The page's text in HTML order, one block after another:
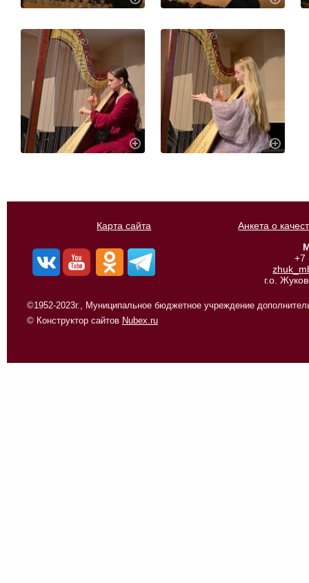
Карта сайта
Анкета о
+7
г.о.
©1952-2023г., Муниципальное бюджетное учреждение
© Конструктор сайтов Nubex.ru